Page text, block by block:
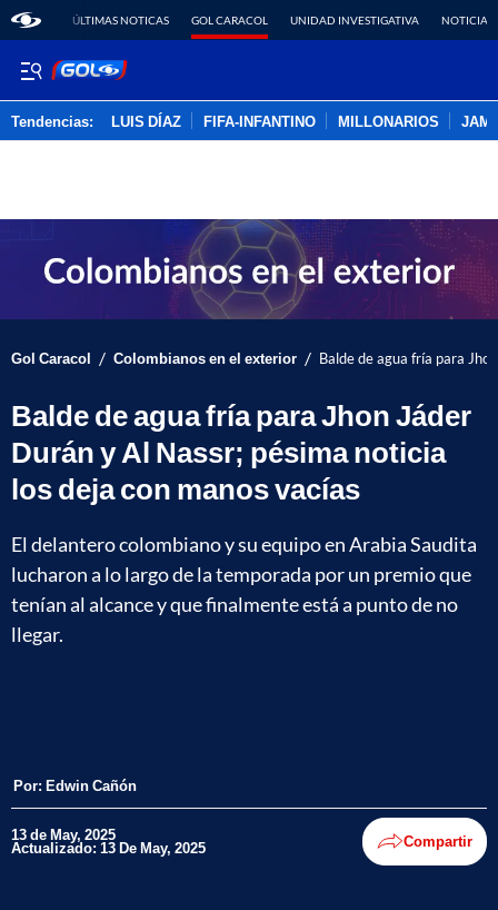
ÚLTIMAS NOTICAS GOL CARACOL UNIDAD INVESTIGATIVA NOTICIAS
Tendencias: LUIS DÍAZ FIFA-INFANTINO MILLONARIOS
Gol Caracol / Colombianos en el exterior / Balde de agua fría para
Balde de agua fría para Jhon Jáder
Durán y Al Nassr; pésima noticia
los deja con manos vacías
El delantero colombiano y su equipo en Arabia Saudita
lucharon a lo largo de la temporada por un premio que
tenían al alcance y que finalmente está a punto de no
llegar.
Por: Edwin Cañón
13 de May, 2025
Actualizado: 13 De May, 2025 Compartir